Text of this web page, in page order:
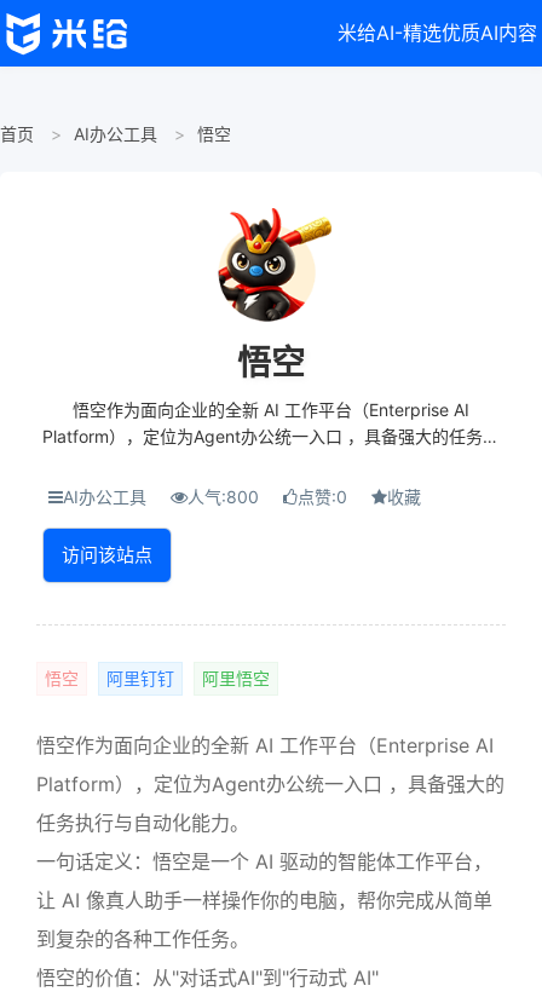
米给AI-精选优质AI内容
首页 AI办公工具 悟空
悟空
悟空作为面向企业的全新 AI 工作平台（Enterprise AI
Platform），定位为Agent办公统一入口 ，具备强大的任务执
工作平台，让 AI 像真人助手一样...
AI办公工具 人气:800 点赞:0 收藏
访问该站点
悟空 阿里钉钉 阿里悟空
悟空作为面向企业的全新 AI 工作平台（Enterprise AI
Platform），定位为Agent办公统一入口 ，具备强大的
任务执行与自动化能力。
一句话定义：悟空是一个 AI 驱动的智能体工作平台，
让 AI 像真人助手一样操作你的电脑，帮你完成从简单
到复杂的各种工作任务。
悟空的价值：从"对话式AI"到"行动式 AI"